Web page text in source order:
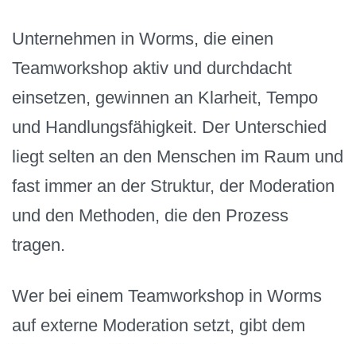
Unternehmen in Worms, die einen
Teamworkshop aktiv und durchdacht
einsetzen, gewinnen an Klarheit, Tempo
und Handlungsfähigkeit. Der Unterschied
liegt selten an den Menschen im Raum und
fast immer an der Struktur, der Moderation
und den Methoden, die den Prozess
tragen.
Wer bei einem Teamworkshop in Worms
auf externe Moderation setzt, gibt dem